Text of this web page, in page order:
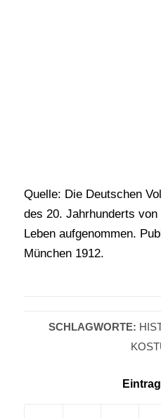
Quelle: Die Deutschen
des 20. Jahrhunderts
Leben aufgenommen.
München 1912.
SCHLAGWORTE: